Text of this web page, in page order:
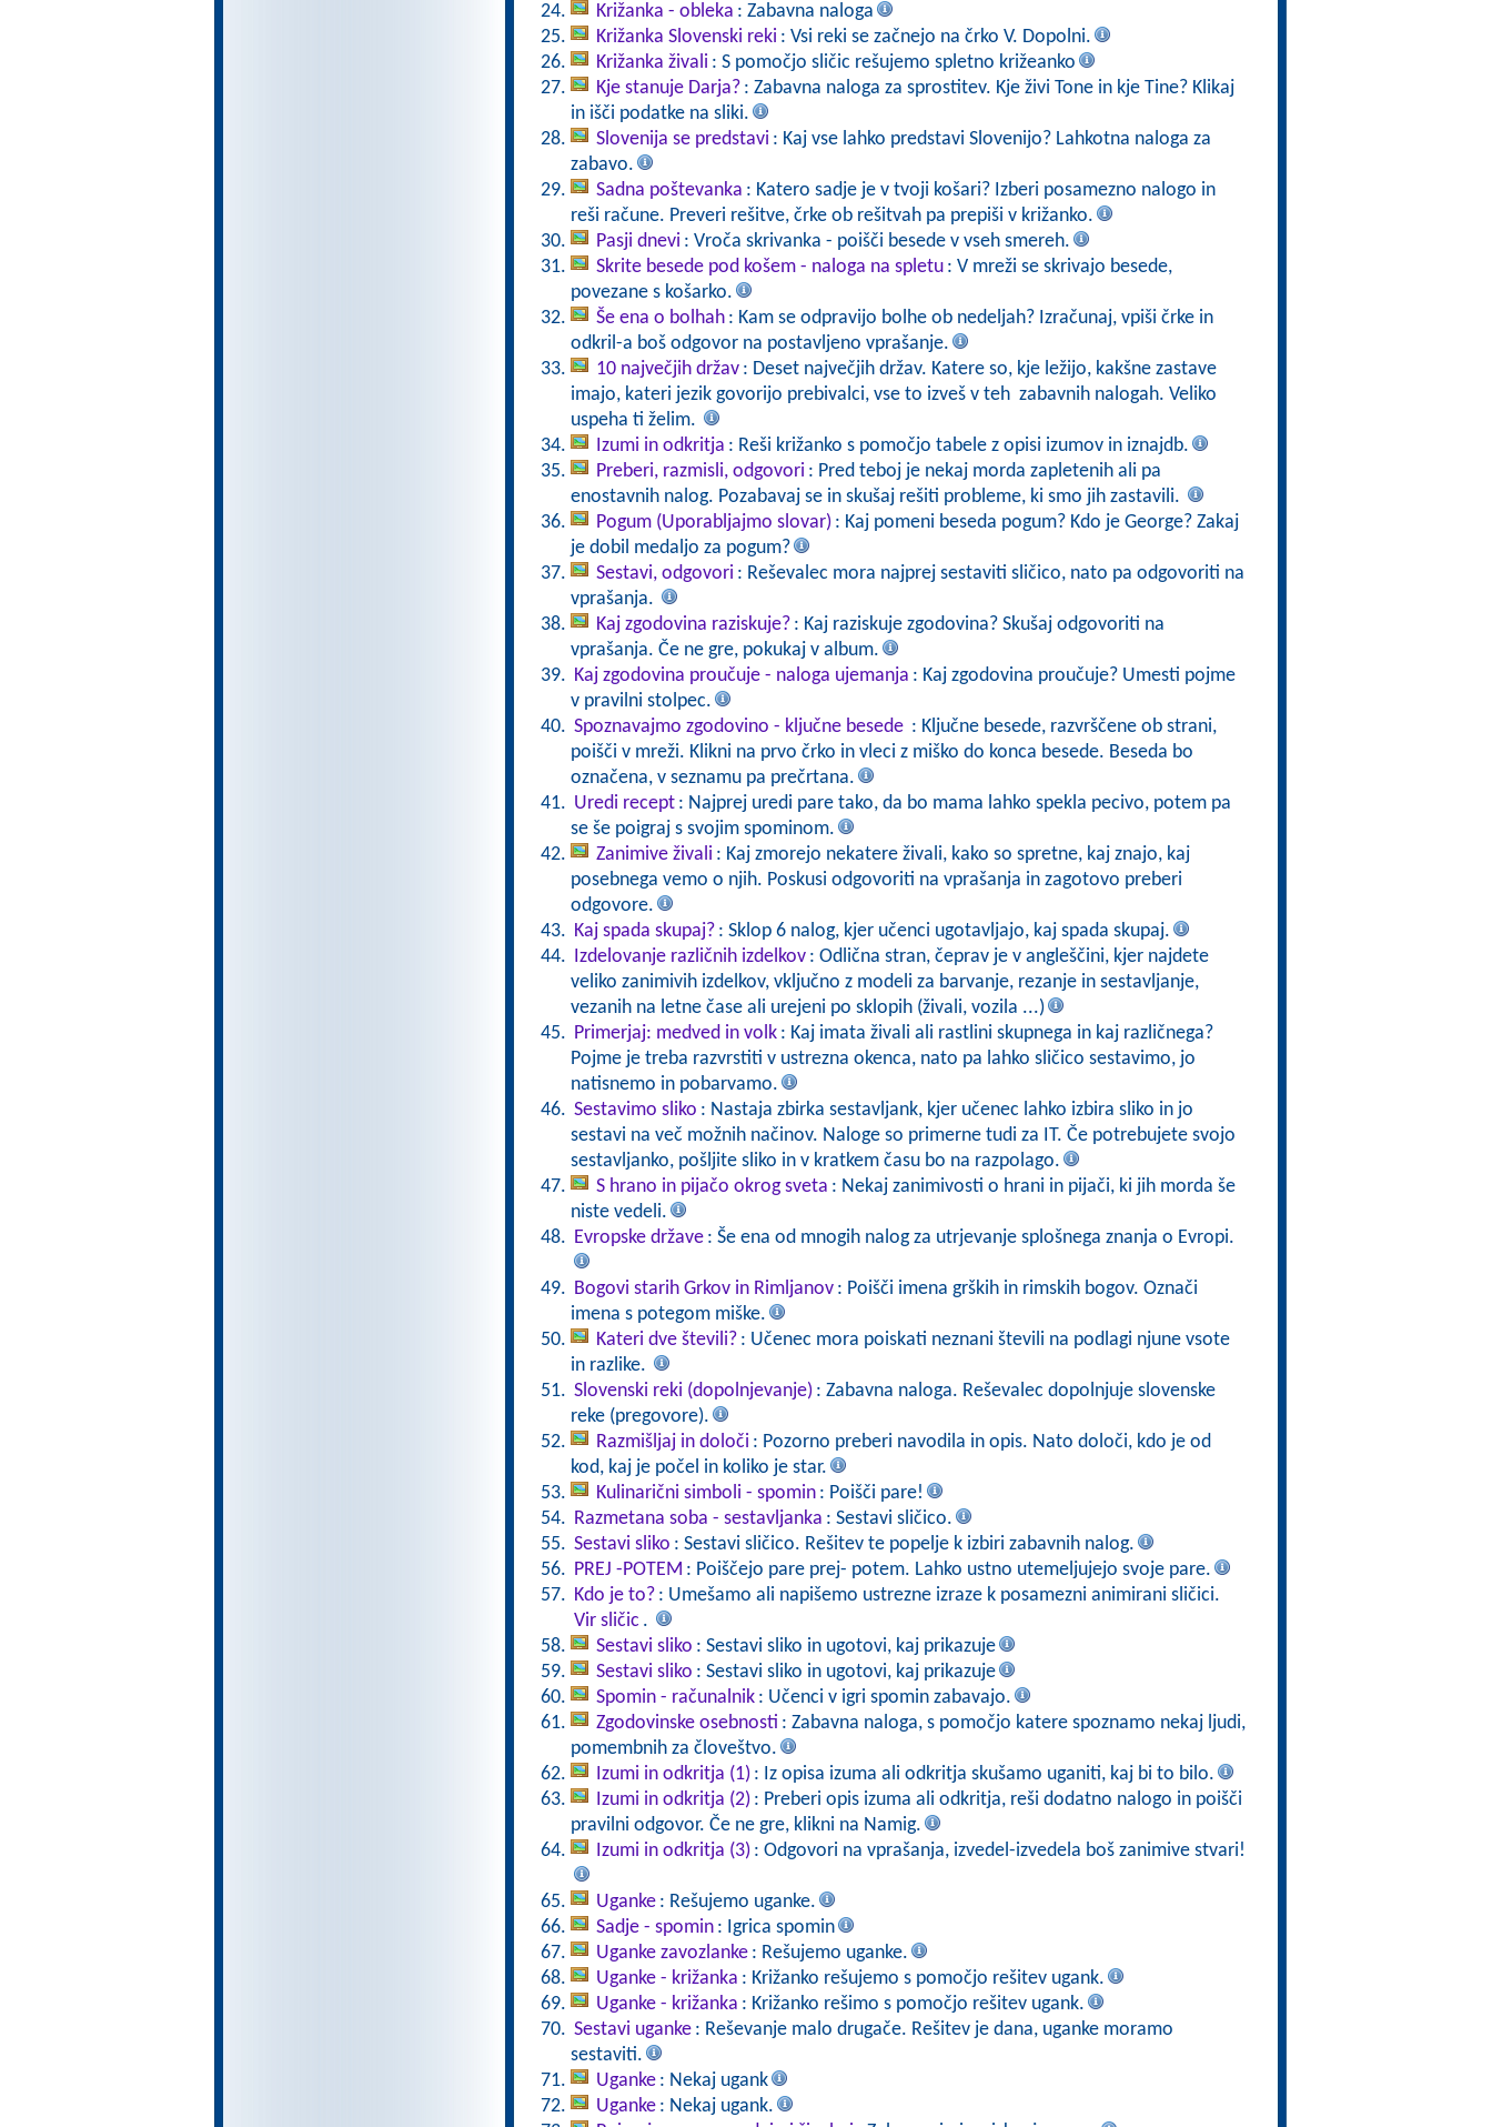
Križanka - obleka : Zabavna naloga
Križanka Slovenski reki : Vsi reki se začnejo na črko V. Dopolni.
Križanka živali : S pomočjo sličic rešujemo spletno križeanko
Kje stanuje Darja? : Zabavna naloga za sprostitev. Kje živi Tone in kje Tine? Klikaj
in išči podatke na sliki.
Slovenija se predstavi : Kaj vse lahko predstavi Slovenijo? Lahkotna naloga za
zabavo.
Sadna poštevanka : Katero sadje je v tvoji košari? Izberi posamezno nalogo in
reši račune. Preveri rešitve, črke ob rešitvah pa prepiši v križanko.
Pasji dnevi : Vroča skrivanka - poišči besede v vseh smereh.
Skrite besede pod košem - naloga na spletu : V mreži se skrivajo besede,
povezane s košarko.
Še ena o bolhah : Kam se odpravijo bolhe ob nedeljah? Izračunaj, vpiši črke in
odkril-a boš odgovor na postavljeno vprašanje.
10 največjih držav : Deset največjih držav. Katere so, kje ležijo, kakšne zastave
imajo, kateri jezik govorijo prebivalci, vse to izveš v teh zabavnih nalogah. Veliko
uspeha ti želim.
Izumi in odkritja : Reši križanko s pomočjo tabele z opisi izumov in iznajdb.
Preberi, razmisli, odgovori : Pred teboj je nekaj morda zapletenih ali pa
enostavnih nalog. Pozabavaj se in skušaj rešiti probleme, ki smo jih zastavili.
Pogum (Uporabljajmo slovar) : Kaj pomeni beseda pogum? Kdo je George? Zakaj
je dobil medaljo za pogum?
Sestavi, odgovori : Reševalec mora najprej sestaviti sličico, nato pa odgovoriti na
vprašanja.
Kaj zgodovina raziskuje? : Kaj raziskuje zgodovina? Skušaj odgovoriti na
vprašanja. Če ne gre, pokukaj v album.
Kaj zgodovina proučuje - naloga ujemanja : Kaj zgodovina proučuje? Umesti pojme
v pravilni stolpec.
Spoznavajmo zgodovino - ključne besede : Ključne besede, razvrščene ob strani,
poišči v mreži. Klikni na prvo črko in vleci z miško do konca besede. Beseda bo
označena, v seznamu pa prečrtana.
Uredi recept : Najprej uredi pare tako, da bo mama lahko spekla pecivo, potem pa
se še poigraj s svojim spominom.
Zanimive živali : Kaj zmorejo nekatere živali, kako so spretne, kaj znajo, kaj
posebnega vemo o njih. Poskusi odgovoriti na vprašanja in zagotovo preberi
odgovore.
Kaj spada skupaj? : Sklop 6 nalog, kjer učenci ugotavljajo, kaj spada skupaj.
Izdelovanje različnih izdelkov : Odlična stran, čeprav je v angleščini, kjer najdete
veliko zanimivih izdelkov, vključno z modeli za barvanje, rezanje in sestavljanje,
vezanih na letne čase ali urejeni po sklopih (živali, vozila ...)
Primerjaj: medved in volk : Kaj imata živali ali rastlini skupnega in kaj različnega?
Pojme je treba razvrstiti v ustrezna okenca, nato pa lahko sličico sestavimo, jo
natisnemo in pobarvamo.
Sestavimo sliko : Nastaja zbirka sestavljank, kjer učenec lahko izbira sliko in jo
sestavi na več možnih načinov. Naloge so primerne tudi za IT. Če potrebujete svojo
sestavljanko, pošljite sliko in v kratkem času bo na razpolago.
S hrano in pijačo okrog sveta : Nekaj zanimivosti o hrani in pijači, ki jih morda še
niste vedeli.
Evropske države : Še ena od mnogih nalog za utrjevanje splošnega znanja o Evropi.
Bogovi starih Grkov in Rimljanov : Poišči imena grških in rimskih bogov. Označi
imena s potegom miške.
Kateri dve števili? : Učenec mora poiskati neznani števili na podlagi njune vsote
in razlike.
Slovenski reki (dopolnjevanje) : Zabavna naloga. Reševalec dopolnjuje slovenske
reke (pregovore).
Razmišljaj in določi : Pozorno preberi navodila in opis. Nato določi, kdo je od
kod, kaj je počel in koliko je star.
Kulinarični simboli - spomin : Poišči pare!
Razmetana soba - sestavljanka : Sestavi sličico.
Sestavi sliko : Sestavi sličico. Rešitev te popelje k izbiri zabavnih nalog.
PREJ -POTEM : Poiščejo pare prej- potem. Lahko ustno utemeljujejo svoje pare.
Kdo je to? : Umešamo ali napišemo ustrezne izraze k posamezni animirani sličici.
Vir sličic .
Sestavi sliko : Sestavi sliko in ugotovi, kaj prikazuje
Sestavi sliko : Sestavi sliko in ugotovi, kaj prikazuje
Spomin - računalnik : Učenci v igri spomin zabavajo.
Zgodovinske osebnosti : Zabavna naloga, s pomočjo katere spoznamo nekaj ljudi,
pomembnih za človeštvo.
Izumi in odkritja (1) : Iz opisa izuma ali odkritja skušamo uganiti, kaj bi to bilo.
Izumi in odkritja (2) : Preberi opis izuma ali odkritja, reši dodatno nalogo in poišči
pravilni odgovor. Če ne gre, klikni na Namig.
Izumi in odkritja (3) : Odgovori na vprašanja, izvedel-izvedela boš zanimive stvari!
Uganke : Rešujemo uganke.
Sadje - spomin : Igrica spomin
Uganke zavozlanke : Rešujemo uganke.
Uganke - križanka : Križanko rešujemo s pomočjo rešitev ugank.
Uganke - križanka : Križanko rešimo s pomočjo rešitev ugank.
Sestavi uganke : Reševanje malo drugače. Rešitev je dana, uganke moramo
sestaviti.
Uganke : Nekaj ugank
Uganke : Nekaj ugank.